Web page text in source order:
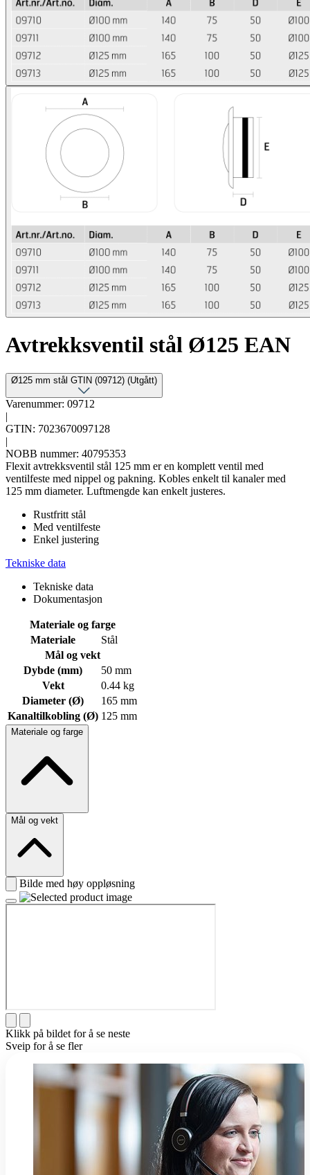
Avtrekksventil stål Ø125 EAN
Ø125 mm stål GTIN (09712) (Utgått)
Varenummer: 09712
|
GTIN: 7023670097128
|
NOBB nummer: 40795353
Flexit avtrekksventil stål 125 mm er en komplett ventil med
ventilfeste med nippel og pakning. Kobles enkelt til kanaler med
125 mm diameter. Luftmengde kan enkelt justeres.
Rustfritt stål
Med ventilfeste
Enkel justering
Tekniske data
Tekniske data
Dokumentasjon
Materiale og farge
Materiale
Stål
Mål og vekt
Dybde (mm)
50 mm
Vekt
0.44 kg
Diameter (Ø)
165 mm
Kanaltilkobling (Ø) 125 mm
Materiale og farge
Mål og vekt
Bilde med høy oppløsning
Klikk på bildet for å se neste
Sveip for å se fler